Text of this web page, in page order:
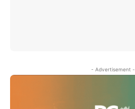
- Advertisement -